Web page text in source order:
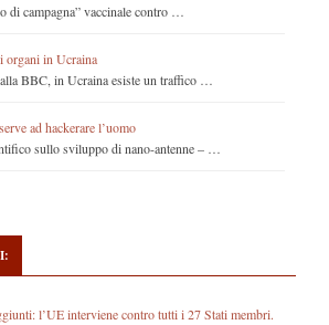
di campagna” vaccinale contro …
organi in Ucraina
BBC, in Ucraina esiste un traffico …
ad hackerare l’uomo
sullo sviluppo di nano-antenne – …
l’UE interviene contro tutti i 27 Stati membri.